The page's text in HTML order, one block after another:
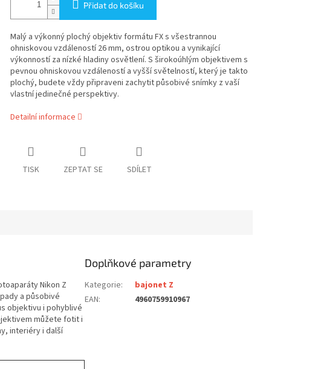
Přidat do košíku
Malý a výkonný plochý objektiv formátu FX s všestrannou
ohniskovou vzdáleností 26 mm, ostrou optikou a vynikající
výkonností za nízké hladiny osvětlení. S širokoúhlým objektivem s
pevnou ohniskovou vzdáleností a vyšší světelností, který je takto
plochý, budete vždy připraveni zachytit působivé snímky z vaší
vlastní jedinečné perspektivy.
Detailní informace
TISK ZEPTAT SE SDÍLET
Nikon Z
a působivé
objektivu i pohyblivé
můžete fotit i
interiéry i další
Doplňkové parametry
Kategorie:
bajonet Z
EAN: 4960759910967